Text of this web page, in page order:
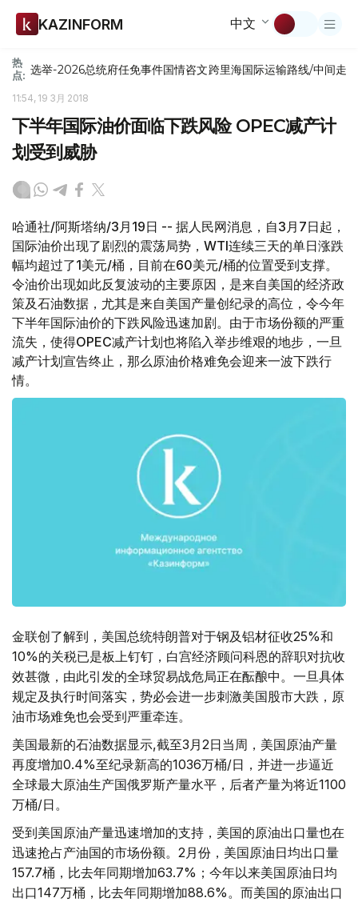
KAZINFORM 中文
热
点: 选举-2026总统府任免事件国情咨文跨里海国际运输路线/中间走廊
11:54, 19 3月 2018
下半年国际油价面临下跌风险 OPEC减产计
划受到威胁
哈通社/阿斯塔纳/3月19日 -- 据人民网消息，自3月7日起，
国际油价出现了剧烈的震荡局势，WTI连续三天的单日涨跌
幅均超过了1美元/桶，目前在60美元/桶的位置受到支撑。
令油价出现如此反复波动的主要原因，是来自美国的经济政
策及石油数据，尤其是来自美国产量创纪录的高位，令今年
下半年国际油价的下跌风险迅速加剧。由于市场份额的严重
流失，使得OPEC减产计划也将陷入举步维艰的地步，一旦
减产计划宣告终止，那么原油价格难免会迎来一波下跌行
情。
金联创了解到，美国总统特朗普对于钢及铝材征收25%和
10%的关税已是板上钉钉，白宫经济顾问科恩的辞职对抗收
效甚微，由此引发的全球贸易战危局正在酝酿中。一旦具体
规定及执行时间落实，势必会进一步刺激美国股市大跌，原
油市场难免也会受到严重牵连。
美国最新的石油数据显示,截至3月2日当周，美国原油产量
再度增加0.4%至纪录新高的1036万桶/日，并进一步逼近
全球最大原油生产国俄罗斯产量水平，后者产量为将近1100
万桶/日。
受到美国原油产量迅速增加的支持，美国的原油出口量也在
迅速抢占产油国的市场份额。2月份，美国原油日均出口量
157.7桶，比去年同期增加63.7%；今年以来美国原油日均
出口147万桶，比去年同期增加88.6%。而美国的原油出口